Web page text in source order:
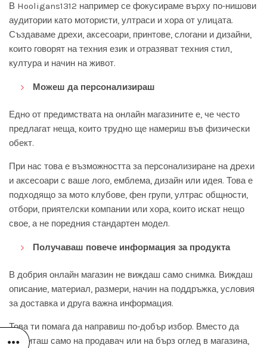
В Hooligans1312 например се фокусираме върху по-нишови
аудитории като мотористи, ултраси и хора от улицата.
Създаваме дрехи, аксесоари, принтове, слогани и дизайни,
които говорят на техния език и отразяват техния стил,
култура и начин на живот.
Можеш да персонализираш
Едно от предимствата на онлайн магазините е, че често
предлагат неща, които трудно ще намериш във физически
обект.
При нас това е възможността за персонализиране на дрехи
и аксесоари с ваше лого, емблема, дизайн или идея. Това е
подходящо за мото клубове, фен групи, ултрас общности,
отбори, приятелски компании или хора, които искат нещо
свое, а не поредния стандартен модел.
Получаваш повече информация за продукта
В добрия онлайн магазин не виждаш само снимка. Виждаш
описание, материал, размери, начин на поддръжка, условия
за доставка и друга важна информация.
Това ти помага да направиш по-добър избор. Вместо да
разчиташ само на продавач или на бърз оглед в магазина,